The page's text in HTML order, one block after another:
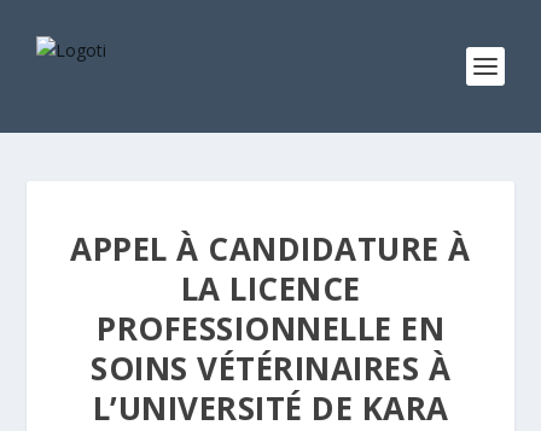
APPEL À CANDIDATURE À
LA LICENCE
PROFESSIONNELLE EN
SOINS VÉTÉRINAIRES À
L’UNIVERSITÉ DE KARA